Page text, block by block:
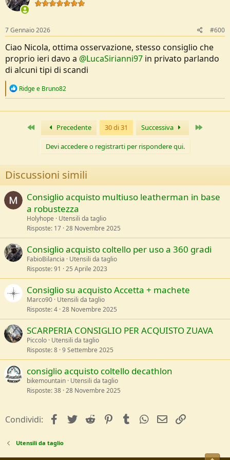
i
o
s
:
7 Gennaio 2026 #600
Ciao Nicola, ottima osservazione, stesso consiglio che
proprio ieri davo a @LucaSirianni97 in privato parlando
di alcuni tipi di scandi
R
c
Ridgee Bruno82
Primo Precedente 30 di 31 Successiva
Devi accedere o registrarti per rispondere qui.
Discussioni simili
Consiglio acquisto multiuso leatherman in base
a robustezza
Holyhope
Utensili da taglio
Risposte 17 28 Novembre 2025
Consiglio acquisto coltello per uso a 360 gradi
FabioBilancia
Utensili da taglio
Risposte 91 25 Aprile 2023
Consiglio su acquisto Accetta + machete
Marco90 Utensili da taglio
Risposte 4 28 Novembre 2025
SCARPERIA CONSIGLIO PER ACQUISTO ZUAVA
Piccolo Utensili da taglio
Risposte 8 9 Settembre 2025
consiglio acquisto coltello decathlon
bikemountain Utensili da taglio
Risposte 38 28 Novembre 2025
Condividi: facebookTwitterReddit PinterestTumblrWhatsApp
e-mail
Utensili da taglio